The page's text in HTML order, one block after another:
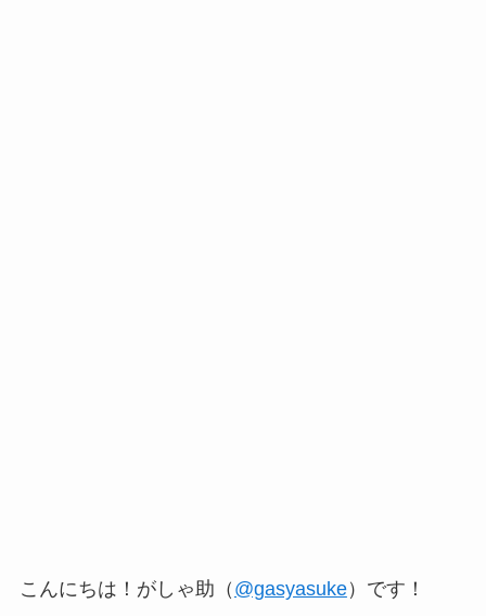
こんにちは！がしゃ助（ @gasyasuke）です！